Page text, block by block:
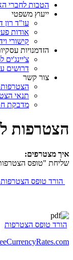
הטבות לחברי
ייעוץ משפטי
עו"ד רון
אודות
קישורי
הזדמנויות
צ'יינג'ים
דרושים
צור קשר
הצטרפות
תנאי
מדבקת
הצטרפות
איך מצטרפים:
שליחת "טופס
הורד טופס הצטרפות
הורד טופס הצטרפות